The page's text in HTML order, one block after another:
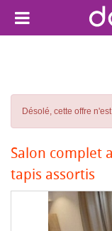
Désolé, cette offre
Salon complet
tapis assortis